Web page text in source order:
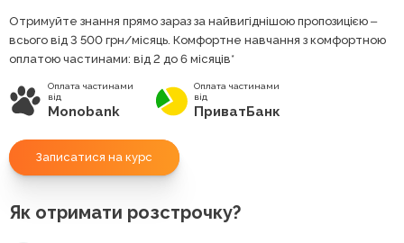
Отримуйте знання прямо зараз за найвигіднішою пропозицією ‒
всього від 3 500 грн/місяць. Комфортне навчання з комфортною
оплатою частинами: від 2 до 6 місяців*
Оплата частинами
від
Monobank
Оплата частинами
від
ПриватБанк
Записатися на курс
Як отримати розстрочку?